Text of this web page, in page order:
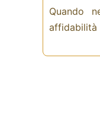
Quando
affidabilità